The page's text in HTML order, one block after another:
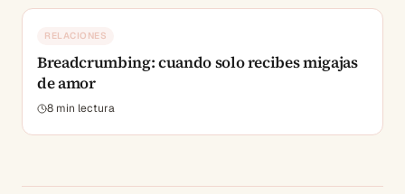
RELACIONES
Breadcrumbing: cuando solo recibes migajas
de amor
8 min lectura